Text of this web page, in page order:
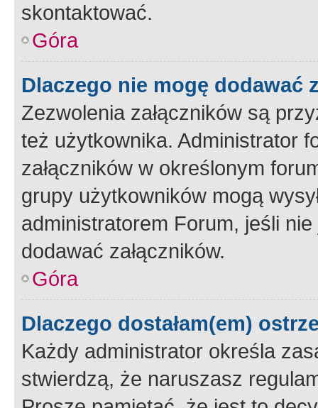
skontaktować.
Góra
Dlaczego nie mogę dodawać
Zezwolenia załączników są
też użytkownika. Administrator
załączników w określonym
grupy użytkowników mogą
administratorem Forum, jeśli
dodawać załączników.
Góra
Dlaczego dostałam(em)
Każdy administrator określa
stwierdzą, że naruszasz